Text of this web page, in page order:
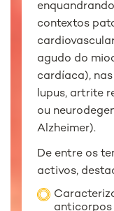
contextos
agudo do
cardíaca),
lupus, artrite
ou
Alzheimer).
De entre os
activos,